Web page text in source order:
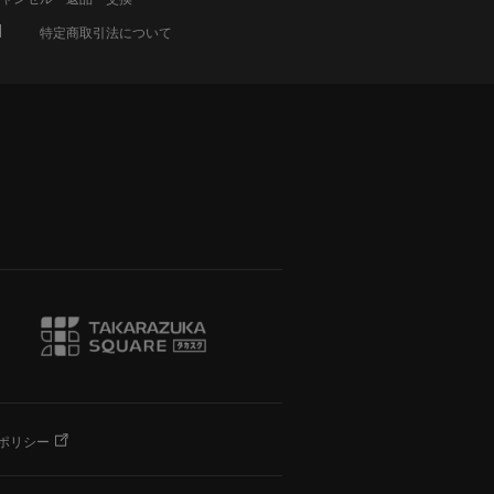
特定商取引法について
リシー